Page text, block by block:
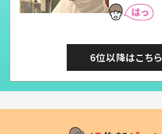
6位以降はこちら